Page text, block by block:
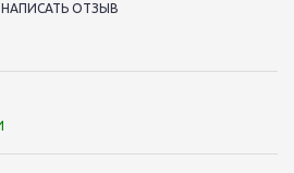
НАПИСАТЬ ОТЗЫВ